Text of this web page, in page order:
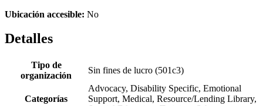
Ubicación accesible: No
Detalles
Tipo de
organización
Sin fines de lucro (501c3)
Categorías
Advocacy, Disability Specific, Emotional
Support, Medical, Resource/Lending Library,